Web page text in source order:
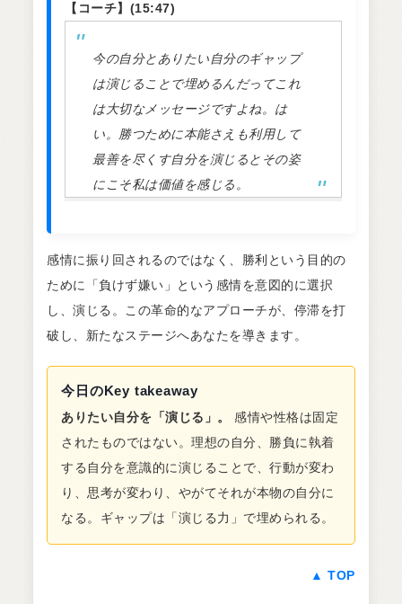
【コーチ】(15:47)
今の自分とありたい自分のギャップ
は演じることで埋めるんだってこれ
は大切なメッセージですよね。は
い。勝つために本能さえも利用して
最善を尽くす自分を演じるとその姿
にこそ私は価値を感じる。
感情に振り回されるのではなく、勝利という目的の
ために「負けず嫌い」という感情を意図的に選択
し、演じる。この革命的なアプローチが、停滞を打
破し、新たなステージへあなたを導きます。
今日のKey takeaway
ありたい自分を「演じる」。
感情や性格は固定
されたものではない。理想の自分、勝負に執着
する自分を意識的に演じることで、行動が変わ
り、思考が変わり、やがてそれが本物の自分に
なる。ギャップは「演じる力」で埋められる。
▲ TOP